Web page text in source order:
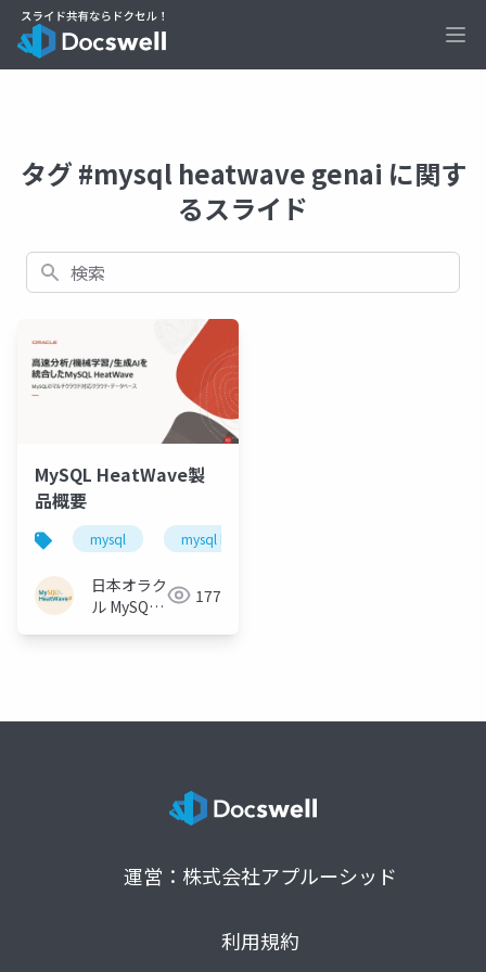
タグ #mysql heatwave genai に関す
るスライド
検索
MySQL HeatWave製
品概要
mysql mysql heatwave lakehouse
日本オラク
ル MySQL
177
運営：株式会社アプルーシッド
利用規約